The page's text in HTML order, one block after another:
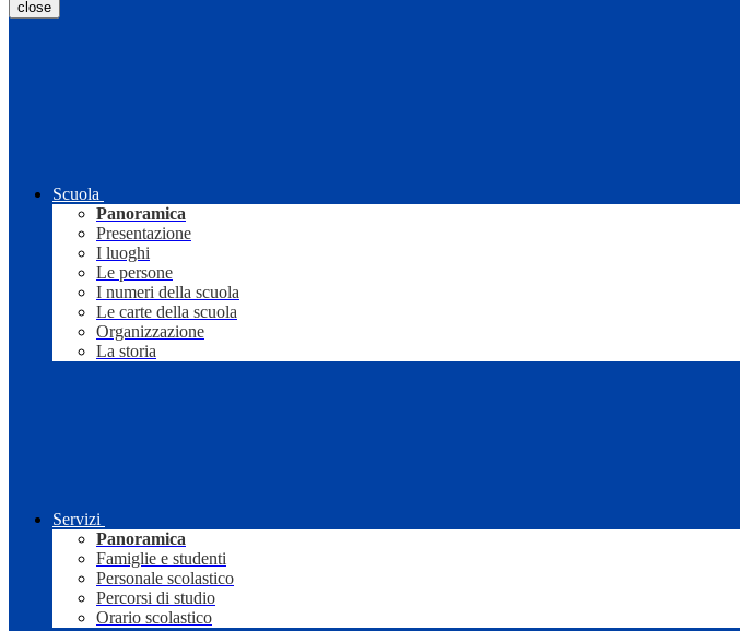
close
Scuola
Panoramica
Presentazione
I luoghi
Le persone
I numeri della scuola
Le carte della scuola
Organizzazione
La storia
Servizi
Panoramica
Famiglie e studenti
Personale scolastico
Percorsi di studio
Orario scolastico